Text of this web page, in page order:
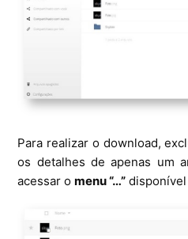
Para realizar o download,
os detalhes de apenas um
acessar omenu “…” disponível